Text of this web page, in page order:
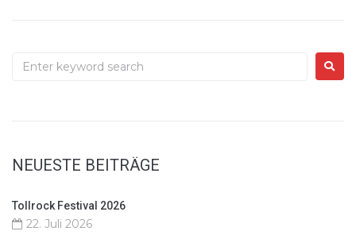
NEUESTE BEITRÄGE
Tollrock Festival 2026
22. Juli 2026